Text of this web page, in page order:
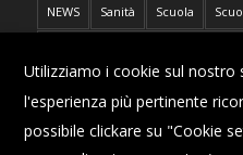
NEWS Sanità Scuola
Utilizziamo i cookie sul nostro
l'esperienza più pertinente
possibile clickare su "Cookie